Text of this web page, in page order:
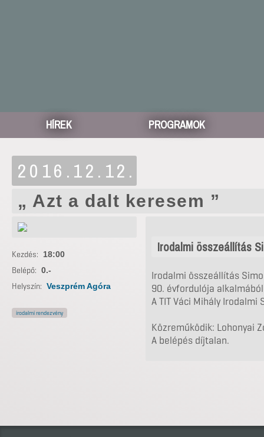
HÍREK PROGRAMOK
2016.12.12.
„ Azt a dalt keresem ”
Irodalmi összeállítás
Irodalmi összeállítás
90. évfordulója
A TIT Váci Mihály Irodalmi
Közreműködik: Lohonyai
A belépés díjtalan.
Kezdés: 18:00
Belépő: 0.-
Helyszín: Veszprém Agóra
irodalmi rendezvény